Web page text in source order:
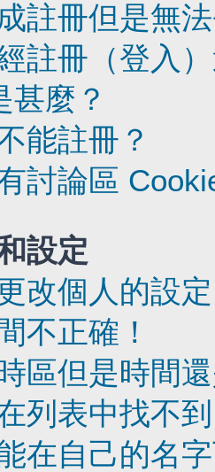
註冊但是無
註冊（登入
甚麼？
能註冊？
討論區
設定
改個人的設
不正確！
區但是時間
列表中找不
在自己的名